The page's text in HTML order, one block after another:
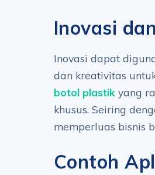
Inovasi
Inovasi dapat
dan kreativitas
botol plastik yang
khusus. Seiring
memperluas bisnis
Contoh